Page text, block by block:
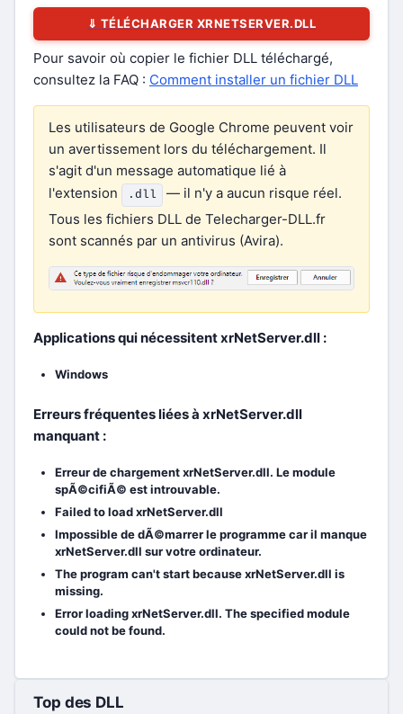
⇓ TÉLÉCHARGER XRNETSERVER.DLL
Pour savoir où copier le fichier DLL téléchargé,
consultez la FAQ : Comment installer un fichier DLL
Les utilisateurs de Google Chrome peuvent voir
un avertissement lors du téléchargement. Il
s'agit d'un message automatique lié à
l'extension
.dll
— il n'y a aucun risque réel.
Tous les fichiers DLL de Telecharger-DLL.fr
sont scannés par un antivirus (Avira).
Applications qui nécessitent xrNetServer.dll :
Windows
Erreurs fréquentes liées à xrNetServer.dll
manquant :
Erreur de chargement xrNetServer.dll. Le module
spÃ©cifiÃ© est introuvable.
Failed to load xrNetServer.dll
Impossible de dÃ©marrer le programme car il manque
xrNetServer.dll sur votre ordinateur.
The program can't start because xrNetServer.dll is
missing.
Error loading xrNetServer.dll. The specified module
could not be found.
Top des DLL